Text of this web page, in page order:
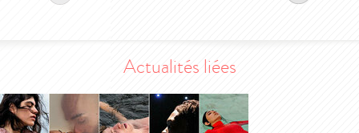
Actualités liées